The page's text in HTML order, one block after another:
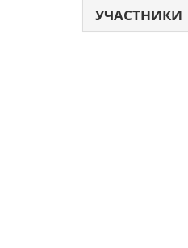
УЧАСТНИКИ